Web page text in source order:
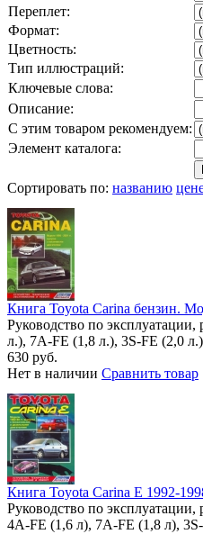
Переплет:
Формат:
Цветность:
Тип иллюстраций:
Ключевые слова:
Описание:
С этим товаром рекомендуем:
Элемент каталога:
Сортировать по: названию
Книга Toyota Carina бензин.
Руководство по
л.), 7A-FE (1,8 л.), 3S-FE (2,0
630 руб.
Нет в наличии Сравнить товар
Книга Toyota Carina E 1992-
Руководство по
4A-FE (1,6 л), 7A-FE (1,8 л),